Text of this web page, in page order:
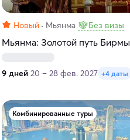
Новый Мьянма Без визы
Мьянма: Золотой путь Бирмы
9 дней 20 – 28 фев. 2027 +4 даты
Комбинированные туры